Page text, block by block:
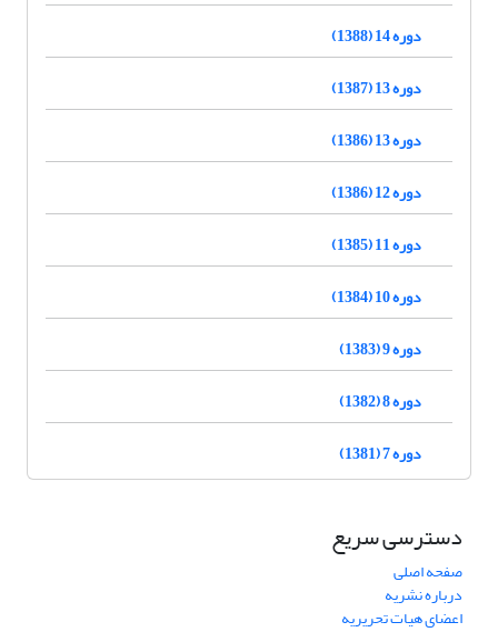
دوره 14 (1388)
دوره 13 (1387)
دوره 13 (1386)
دوره 12 (1386)
دوره 11 (1385)
دوره 10 (1384)
دوره 9 (1383)
دوره 8 (1382)
دوره 7 (1381)
دسترسی سریع
صفحه اصلی
درباره نشریه
اعضای هیات تحریریه